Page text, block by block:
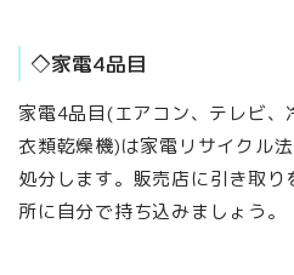
◇家電4品目
家電4品目(エアコン、テレビ、
衣類乾燥機)は家電リサイクル
処分します。販売店に引き取
所に自分で持ち込みましょう。